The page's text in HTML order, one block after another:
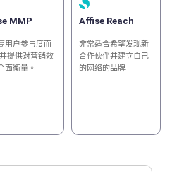
MMP
用户参与度而
提供对营销效
面衡量。
Affise Reach
非常适合希望发现新
合作伙伴并建立自己
的网络的品牌